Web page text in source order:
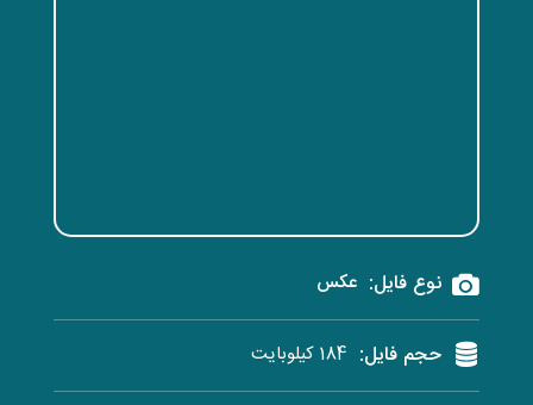
نوع فایل: عکس
حجم فایل: 184 کیلوبایت